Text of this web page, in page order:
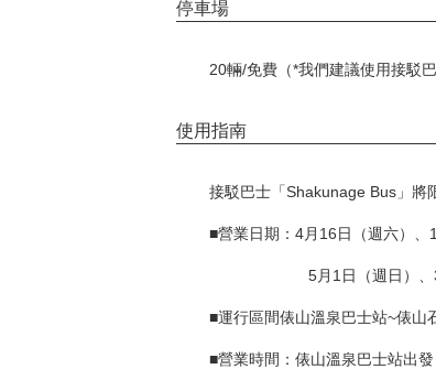
停車場
20輛/免費（*我們建議使用接駁巴
使用指南
接駁巴士「Shakunage Bus」將
■營業日期：4月16日（週六）、
5月1日（週日）
■運行區間俵山溫泉巴士站~俵山
■營業時間：俵山溫泉巴士站出